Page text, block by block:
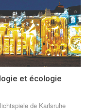
et écologie
de Karlsruhe